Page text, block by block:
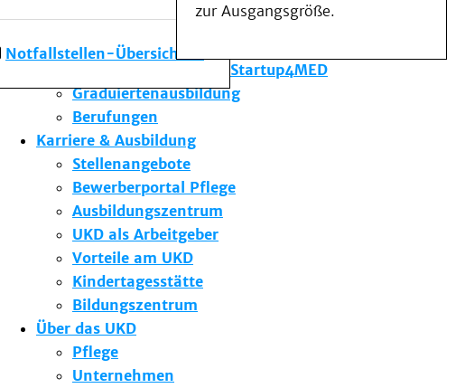
Notfallstellen-Übersicht
zur Ausgangsgröße.
Forschung am UKD
Studium & Lehre
Gründungsförderung Startup4MED
Graduiertenausbildung
Berufungen
Karriere & Ausbildung
Stellenangebote
Bewerberportal Pflege
Ausbildungszentrum
UKD als Arbeitgeber
Vorteile am UKD
Kindertagesstätte
Bildungszentrum
Über das UKD
Pflege
Unternehmen